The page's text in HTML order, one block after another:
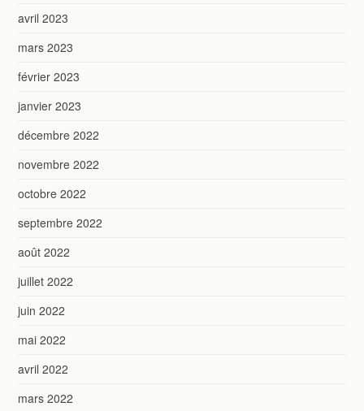
avril 2023
mars 2023
février 2023
janvier 2023
décembre 2022
novembre 2022
octobre 2022
septembre 2022
août 2022
juillet 2022
juin 2022
mai 2022
avril 2022
mars 2022